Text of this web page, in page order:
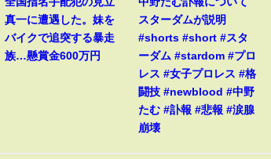
真一に遭遇した。妹を
バイクで追突する暴走
族…懸賞金600万円
スターダムが説明
#shorts #short #スタ
ーダム #stardom #プロ
レス #女子プロレス #格
闘技 #newblood #中野
たむ #訃報 #悲報 #涙腺
崩壊